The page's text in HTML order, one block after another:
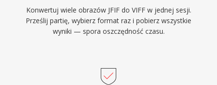
Konwertuj wiele obrazów JFIF do VIFF w jednej sesji.
Prześlij partię, wybierz format raz i pobierz wszystkie
wyniki — spora oszczędność czasu.